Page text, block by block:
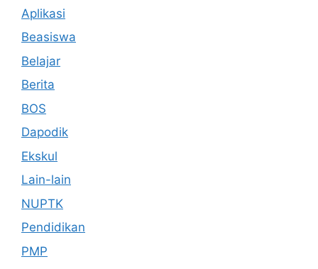
Aplikasi
Beasiswa
Belajar
Berita
BOS
Dapodik
Ekskul
Lain-lain
NUPTK
Pendidikan
PMP